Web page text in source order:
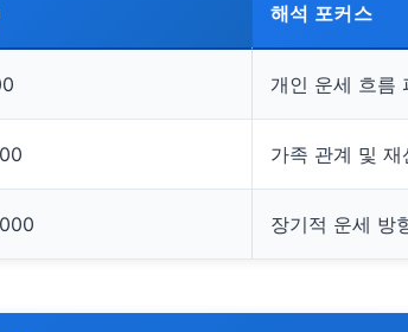
해석 포커스
개인 운세 흐름
가족 관계 및
장기적 운세 방